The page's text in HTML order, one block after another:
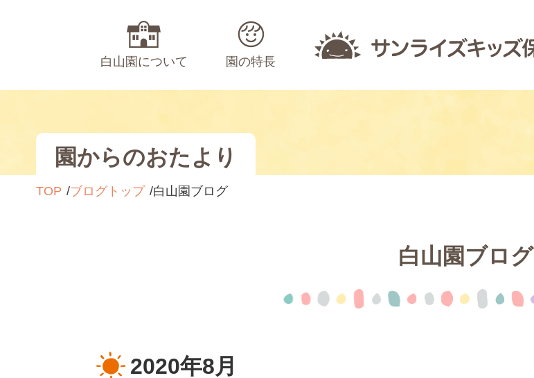
白山園について 園の特長
園からのおたより
TOP ブログトップ 白山園ブログ
白山園ブログ
2020年8月